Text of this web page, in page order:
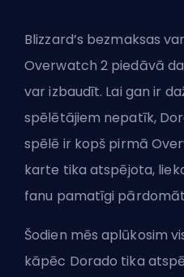
Blizzard’s bezmaksas
Overwatch 2 piedāvā
var izbaudīt. Lai gan ir
spēlētājiem nepatīk,
spēlē ir kopš pirmā
karte tika atspējota,
fanu pamatīgi
Šodien mēs aplūkosim
kāpēc Dorado tika